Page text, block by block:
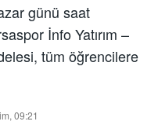
günü saat
İnfo Yatırım –
tüm öğrencilere
09:21